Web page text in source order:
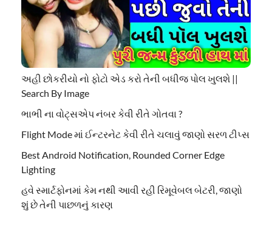
અહી છોકરીયો નો ફોટો એડ કરો તેની બધીજ પોલ ખુલશે ||
Search By Image
ભાભી ના વોટ્સએપ નંબર કેવી રીતે ગોતવા ?
Flight Mode માં ઈન્ટરનેટ કેવી રીતે ચલાવું જાણો સરળ ટીપ્સ
Best Android Notification, Rounded Corner Edge
Lighting
હવે સ્માર્ટફોનમાં કેમ નથી આવી રહી રિમૂવેબલ બેટરી, જાણો
શું છે તેની પાછળનું કારણ